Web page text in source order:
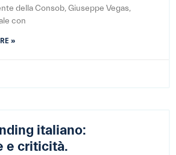
della Consob, Giuseppe Vegas,
con
»
italiano:
e criticità.